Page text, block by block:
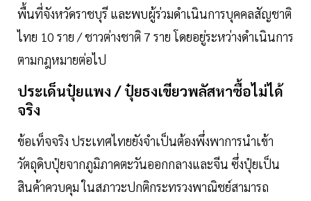
พื้นที่จังหวัดราชบุรี และพบผู้ร่วมดําเนินการบุคคลสัญชาติ
ไทย 10 ราย / ชาวต่างชาติ 7 ราย โดยอยู่ระหว่างดําเนินการ
ตามกฎหมายต่อไป
ประเด็นปุ๋ยแพง / ปุ๋ยธงเขียวพลัสหาซื้อไม่ได้
จริง
ข้อเท็จจริง ประเทศไทยยังจําเป็นต้องพึ่งพาการนําเข้า
วัตถุดิบปุ๋ยจากภูมิภาคตะวันออกกลางและจีน ซึ่งปุ๋ยเป็น
สินค้าควบคุม ในสภาวะปกติกระทรวงพาณิชย์สามารถ